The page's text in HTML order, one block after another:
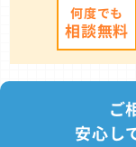
何度でも
相談無料
ご
安心し